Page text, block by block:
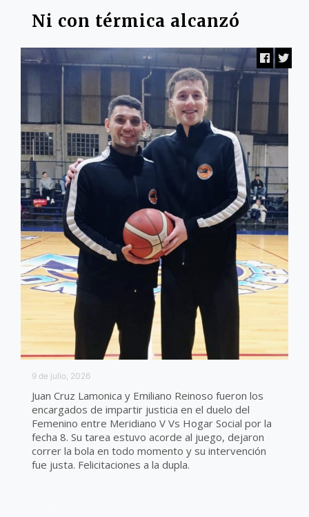
Ni con térmica alcanzó
9 de julio, 2026
Juan Cruz Lamonica y Emiliano Reinoso fueron los
encargados de impartir justicia en el duelo del
Femenino entre Meridiano V Vs Hogar Social por la
fecha 8. Su tarea estuvo acorde al juego, dejaron
correr la bola en todo momento y su intervención
fue justa. Felicitaciones a la dupla.